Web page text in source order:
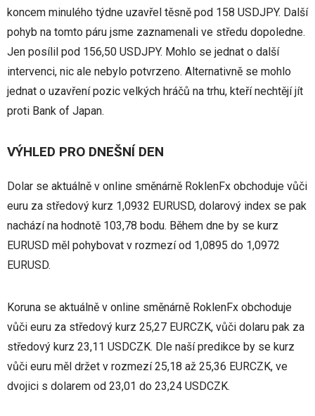
koncem minulého týdne uzavřel těsně pod 158 USDJPY. Další
pohyb na tomto páru jsme zaznamenali ve středu dopoledne.
Jen posílil pod 156,50 USDJPY. Mohlo se jednat o další
intervenci, nic ale nebylo potvrzeno. Alternativně se mohlo
jednat o uzavření pozic velkých hráčů na trhu, kteří nechtějí jít
proti Bank of Japan.
VÝHLED PRO DNEŠNÍ DEN
Dolar se aktuálně v online směnárně RoklenFx obchoduje vůči
euru za středový kurz 1,0932 EURUSD, dolarový index se pak
nachází na hodnotě 103,78 bodu. Během dne by se kurz
EURUSD měl pohybovat v rozmezí od 1,0895 do 1,0972
EURUSD.
Koruna se aktuálně v online směnárně RoklenFx obchoduje
vůči euru za středový kurz 25,27 EURCZK, vůči dolaru pak za
středový kurz 23,11 USDCZK. Dle naší predikce by se kurz
vůči euru měl držet v rozmezí 25,18 až 25,36 EURCZK, ve
dvojici s dolarem od 23,01 do 23,24 USDCZK.